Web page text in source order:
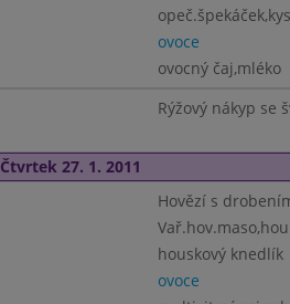
ovoce
ovocný čaj,mléko
Rýžový nákyp se
Čtvrtek 27. 1. 2011
Hovězí s
houskový knedlík
ovoce